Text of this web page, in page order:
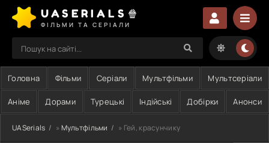
UASERIALS🍿
ФІЛЬМИ ТА СЕРІАЛИ
Головна Фільми Серіали Мультфільми Мультсеріали
Аніме Дорами Турецькі Індійські Добірки Анонси
UASerials » Мультфільми » Гей, красунчику